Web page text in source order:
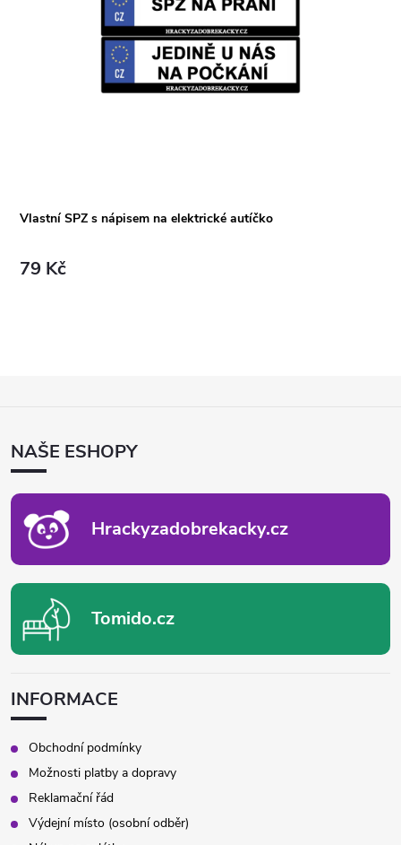
Vlastní SPZ s nápisem na elektrické autíčko
79 Kč
ANAŠE ESHOPY
Hrackyzadobrekacky.cz
Tomido.cz
INFORMACE
Obchodní podmínky
Možnosti platby a dopravy
Reklamační řád
Výdejní místo (osobní odběr)